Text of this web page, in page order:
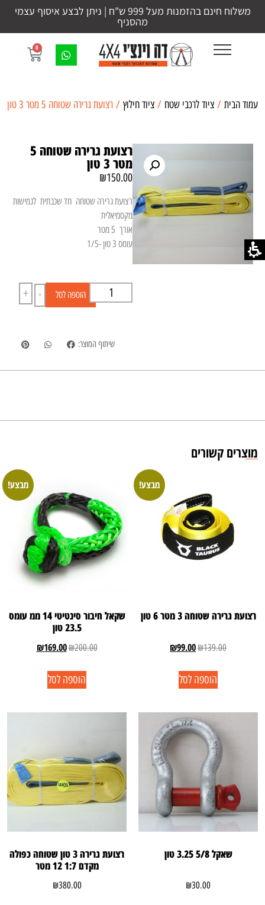
משלוח חינם בהזמנות מעל 999 ש"ח | ניתן לבצע איסוף עצמי
מהסניף
0
עמוד הבית / ציוד לרכבי שטח / ציוד חילוץ / רצועת גרירה שטוחה 5 מטר 3 טון
רצועת גרירה שטוחה 5
מטר 3 טון
₪150.00
רצועת גרירה שטוחה חד שכבתית לגמישות
מקסמיאלית
אורך 5 מטר
עומס 3 טון -1/5
-
+ הוספה לסל
שיתוף המוצר:
מוצרים קשורים
מבצע!
רצועת גרירה שטוחה 3 מטר 6 טון
₪139.00
₪99.00
הוספה לסל
מבצע!
שקאל חיבור סינטיטי 14 ממ עומס
23.5 טון
₪200.00
₪169.00
הוספה לסל
שאקל 5/8 3.25 טון
₪30.00
רצועת גרירה 3 טון שטוחה כפולה
מקדם 1:7 12 מטר
₪380.00